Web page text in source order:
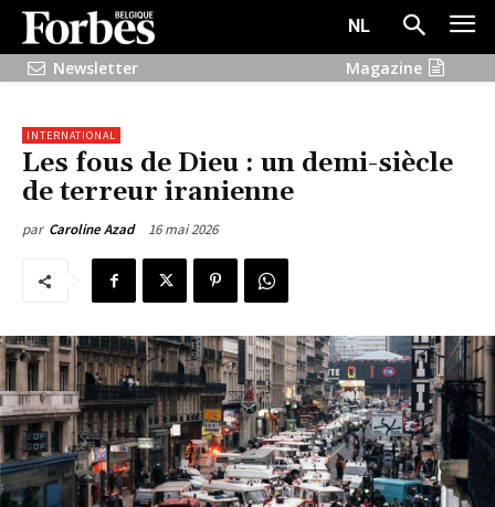
NL
Newsletter
Magazine
INTERNATIONAL
Les fous de Dieu : un demi-siècle
de terreur iranienne
par Caroline Azad 16 mai 2026